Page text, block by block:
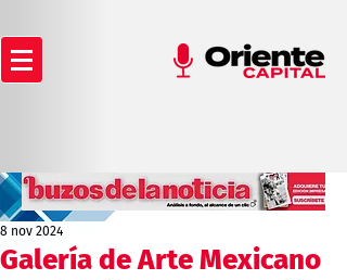
Galería de Arte Mexicano
8 nov 2024